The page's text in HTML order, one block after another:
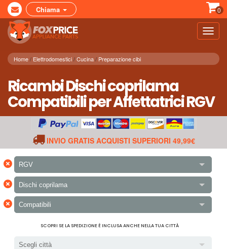
Chiama 0
Home Elettrodomestici Cucina Preparazione cibi
Ricambi Dischi coprilama
Compatibili per Affettatrici RGV
INVIO GRATIS ACQUISTI SUPERIORI 49,99€
× RGV
× Dischi coprilama
× Compatibili
SCOPRI SE LA SPEDIZIONE È INCLUSA ANCHE NELLA TUA CITTÀ
Scegli città